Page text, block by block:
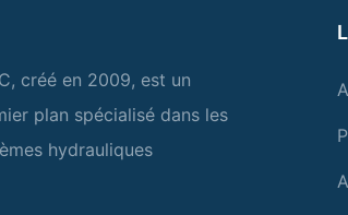
créé en 2009, est un
plan spécialisé dans les
hydrauliques